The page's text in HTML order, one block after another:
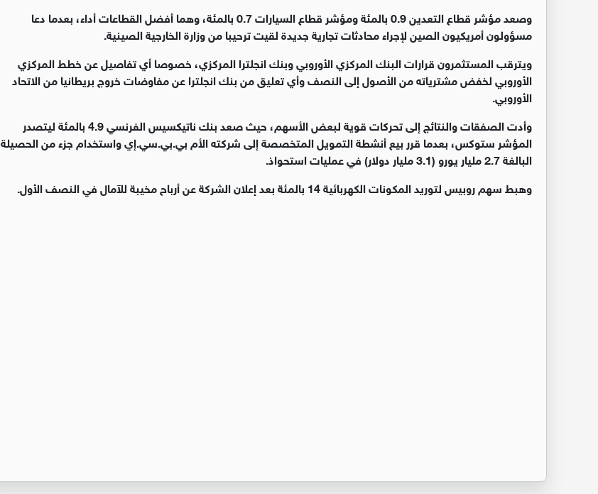
وصعد مؤشر قطاع التعدين 0.9 بالمئة ومؤشر قطاع السيارات 0.7 بالمئة، وهما أفضل القطاعات أداء، بعدما دعا
مسؤولون أمريكيون الصين لإجراء محادثات تجارية جديدة لقيت ترحيبا من وزارة الخارجية الصينية.
ويترقب المستثمرون قرارات البنك المركزي الأوروبي وبنك انجلترا المركزي، خصوصا أي تفاصيل عن خطط المركزي
الأوروبي لخفض مشترياته من الأصول إلى النصف وأي تعليق من بنك انجلترا عن مفاوضات خروج بريطانيا من الاتحاد
الأوروبي.
وأدت الصفقات والنتائج إلى تحركات قوية لبعض الأسهم، حيث صعد بنك ناتيكسيس الفرنسي 4.9 بالمئة ليتصدر
المؤشر ستوكس، بعدما قرر بيع أنشطة التمويل المتخصصة إلى شركته الأم بي.بي.سي.إي واستخدام جزء من الحصيلة
البالغة 2.7 مليار يورو (3.1 مليار دولار) في عمليات استحواذ.
وهبط سهم روبيس لتوريد المكونات الكهربائية 14 بالمئة بعد إعلان الشركة عن أرباح مخيبة للآمال في النصف الأول.